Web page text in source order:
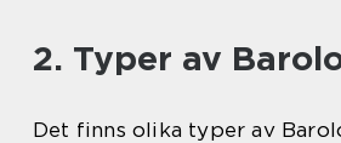
2. Typer av
Det finns olika typer av